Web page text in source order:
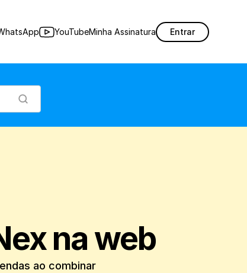
YouTubeMinha Assinatura Entrar
na web
ao combinar